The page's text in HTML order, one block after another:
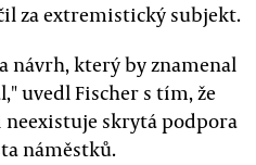
za extremistický subjekt.
návrh, který by znamenal
uvedl Fischer s tím, že
skrytá podpora
náměstků.